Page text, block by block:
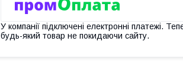
У компанії підключені електронні платежі.
будь-який товар не покидаючи сайту.